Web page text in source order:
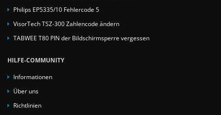
Philips EP5335/10 Fehlercode 5
VisorTech TSZ-300 Zahlencode ändern
TABWEE T80 PIN der Bildschirmsperre vergessen
HILFE-COMMUNITY
Informationen
Über uns
Richtlinien